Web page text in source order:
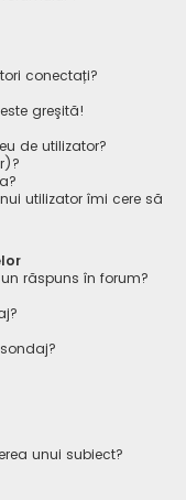
conectați?
greşită!
de utilizator?
utilizator îmi cere să
răspuns în forum?
unui subiect?